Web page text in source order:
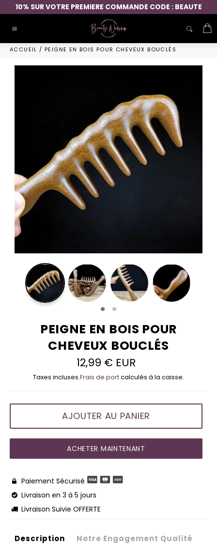
Passer
au
10% SUR VOTRE PREMIERE COMMANDE CODE : BEAUTE
ACCUEIL / PEIGNE EN BOIS POUR CHEVEUX BOUCLÉS
PEIGNE EN BOIS POUR
CHEVEUX BOUCLÉS
Prix
régulier
12,99 € EUR
Taxes incluses.Frais de portcalculés à la caisse.
AJOUTER AU PANIER
ACHETER MAINTENANT
 Paiement Sécurisé
 Livraison en 3 à 5 jours
 Livraison Suivie OFFERTE
Description Notre Engagement Qualité